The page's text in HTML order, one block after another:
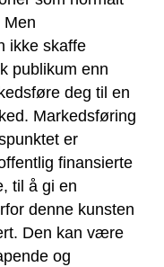
Men
ikke skaffe
publikum enn
deg til en
Markedsføring
er
finansierte
til å gi en
denne kunsten
Den kan være
og